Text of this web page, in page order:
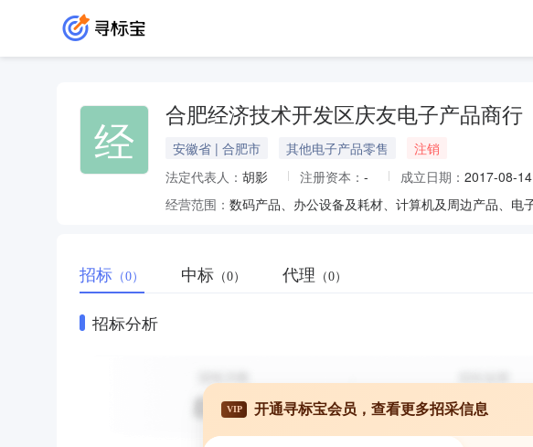
经 合肥经济技术开发区庆友电子产品商行
安徽省 | 合肥市 其他电子产品零售
注销
法定代表人： 胡影 注册资本： - 成立日期： 2017-08-14
经营范围：
招标 （0） 中标 （0） 代理 （0）
招标分析
VIP 开通寻标宝会员，查看更多招采信息